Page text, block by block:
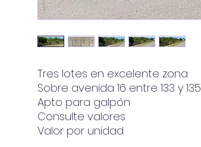
Tres lotes en excelente zona
Sobre avenida 16 entre 133 y 135
Apto para galpón
Consulte valores
Valor por unidad